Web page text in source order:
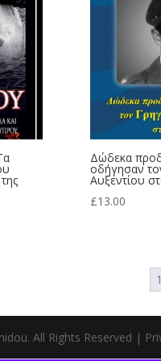
Δώδεκα
οδήγησαν
Αυξεντίου
£13.00
1
All Rights Reserved |